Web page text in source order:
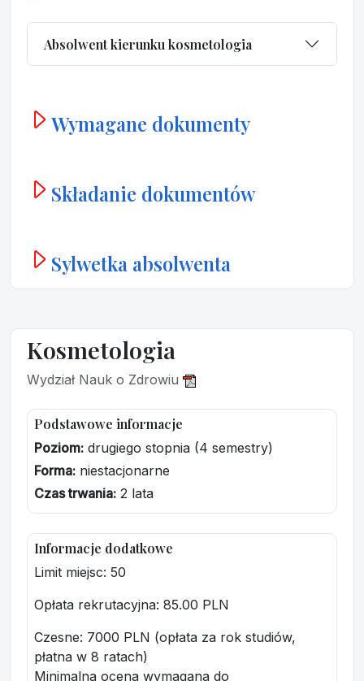
Absolwent kierunku kosmetologia
Wymagane dokumenty
Składanie dokumentów
Sylwetka absolwenta
Kosmetologia
Wydział Nauk o Zdrowiu
Podstawowe informacje
Poziom: drugiego stopnia (4 semestry)
Forma: niestacjonarne
Czas trwania: 2 lata
Informacje dodatkowe
Limit miejsc: 50
Opłata rekrutacyjna: 85.00 PLN
Czesne: 7000 PLN (opłata za rok studiów,
płatna w 8 ratach)
Minimalna ocena wymagana do